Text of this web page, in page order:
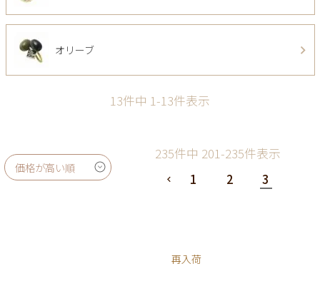
オリーブ
13件中 1-13件表示
価格が高い順
235件中 201-235件表示
1
2 3
再入荷